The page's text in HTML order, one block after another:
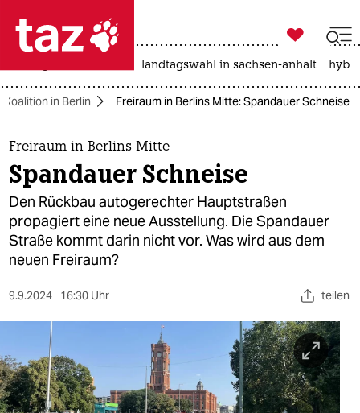
 taz zahl ich
taz zahl ich
themen
politik
öko
gesellschaft
kultur
sport
berlin
nord

taz zahl ich
landtagswahl in sachsen-anhalt
in Berlin Freiraum in Berlins Mitte: Spandauer Schneise
Freiraum in Berlins Mitte
Spandauer Schneise
Den Rückbau autogerechter Hauptstraßen
propagiert eine neue Ausstellung. Die Spandauer
Straße kommt darin nicht vor. Was wird aus dem
neuen Freiraum?
9.9.2024 16:30 Uhr teilen